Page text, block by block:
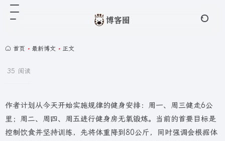
首页 • 最新博文 • 正文
35 阅读
作者计划从今天开始实施规律的健身安排：周一、周三健走6公
里；周二、周四、周五进行健身房无氧锻炼。当前的首要目标是
控制饮食并坚持训练，先将体重降到80公斤，同时强调会根据体